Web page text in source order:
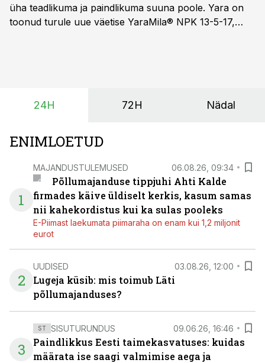
üha teadlikuma ja paindlikuma suuna poole. Yara on
toonud turule uue väetise YaraMila® NPK 13-5-17,
24H 72H Nädal
ENIMLOETUD
1
MAJANDUSTULEMUSED 06.08.26, 09:34
Põllumajanduse tippjuhi Ahti Kalde
firmades käive üldiselt kerkis, kasum samas
nii kahekordistus kui ka sulas pooleks
E-Piimast laekumata piimaraha on enam kui 1,2 miljonit
eurot
2
UUDISED 03.08.26, 12:00
Lugeja küsib: mis toimub Läti
põllumajanduses?
3
ST SISUTURUNDUS 09.06.26, 16:46
Paindlikkus Eesti taimekasvatuses: kuidas
määrata ise saagi valmimise aega ja